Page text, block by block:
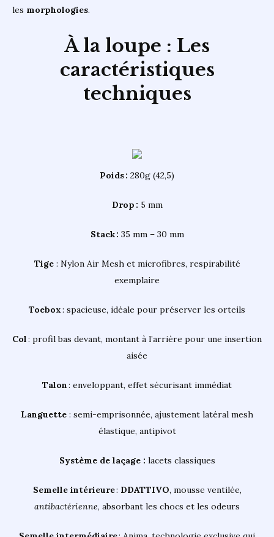
les morphologies.
À la loupe : Les
caractéristiques
techniques
Poids : 280g (42,5)
Drop : 5 mm
Stack : 35 mm – 30 mm
Tige: Nylon Air Mesh et microfibres, respirabilité
exemplaire
Toebox: spacieuse, idéale pour préserver les orteils
Col: profil bas devant, montant à l’arrière pour une insertion
aisée
Talon: enveloppant, effet sécurisant immédiat
Languette : semi-emprisonnée, ajustement latéral mesh
élastique, antipivot
Système de laçage : lacets classiques
Semelle intérieure: DDATTIVO, mousse ventilée,
antibactérienne, absorbant les chocs et les odeurs